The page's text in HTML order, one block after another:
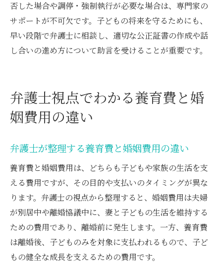
否した場合や調停・強制執行が必要な場合は、専門家の
サポートが不可欠です。子どもの将来を守るためにも、
早い段階で弁護士に相談し、適切な公正証書の作成や話
し合いの進め方について助言を受けることが重要です。
弁護士視点でわかる養育費と婚
姻費用の違い
弁護士が整理する養育費と婚姻費用の違い
養育費と婚姻費用は、どちらも子どもや家族の生活を支
える費用ですが、その目的や支払いのタイミングが異な
ります。弁護士の視点から整理すると、婚姻費用は夫婦
が別居中や離婚協議中に、妻と子どもの生活を維持する
ための費用であり、離婚前に発生します。一方、養育費
は離婚後、子どものみを対象に支払われるもので、子ど
もの健全な成長を支えるための費用です。